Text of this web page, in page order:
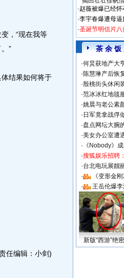
，“现在我等
”
结果如何将于
任编辑：小剑)
·赵薇被爆已经怀
·李宇春爆遭母逼
·圣诞节明信片八
茶 余 饭
·何炅获地产大
·陈慧琳产后恢
·殷桃街头休闲
·范冰冰红地毯
·姚晨与老公素
· 日军竟拿战俘
·盘点网坛大腕
·美女办公室遭
· 《Nobody》
·搜狐娱乐招聘
·台北电玩展靓
·
《变形金
·
王岳伦爆
新版“西游”绝